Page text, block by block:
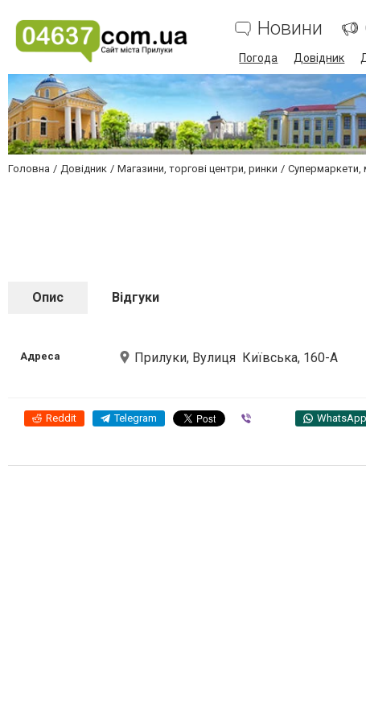
Новини
Погода Довідник
Головна Довідник Магазини, торгові центри, ринки Супермаркети,
Опис Відгуки
Адреса Прилуки, Вулиця Київська, 160-А
Reddit Telegram WhatsApp